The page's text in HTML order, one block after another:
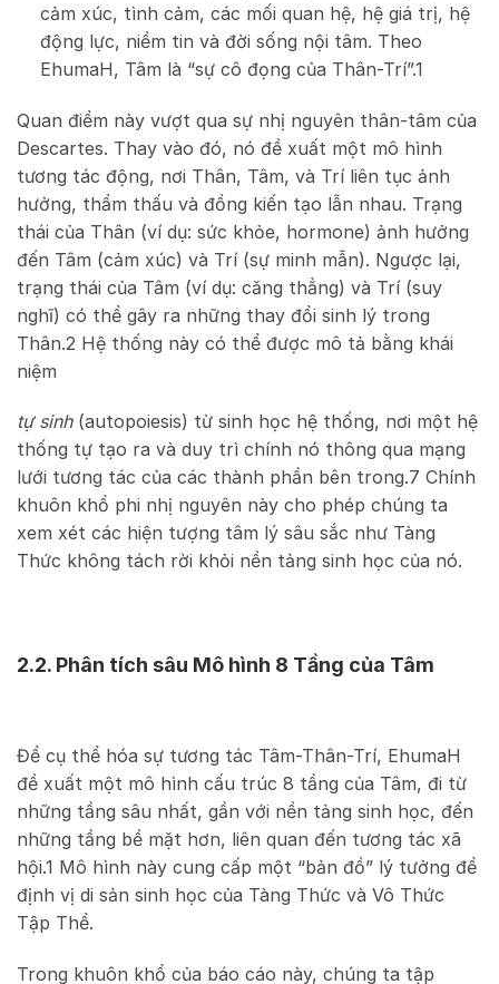
cảm xúc, tình cảm, các mối quan hệ, hệ giá trị, hệ
động lực, niềm tin và đời sống nội tâm. Theo
EhumaH, Tâm là “sự cô đọng của Thân-Trí”.1
Quan điểm này vượt qua sự nhị nguyên thân-tâm của
Descartes. Thay vào đó, nó đề xuất một mô hình
tương tác động, nơi Thân, Tâm, và Trí liên tục ảnh
hưởng, thẩm thấu và đồng kiến tạo lẫn nhau. Trạng
thái của Thân (ví dụ: sức khỏe, hormone) ảnh hưởng
đến Tâm (cảm xúc) và Trí (sự minh mẫn). Ngược lại,
trạng thái của Tâm (ví dụ: căng thẳng) và Trí (suy
nghĩ) có thể gây ra những thay đổi sinh lý trong
Thân.2 Hệ thống này có thể được mô tả bằng khái
niệm
tự sinh(autopoiesis) từ sinh học hệ thống, nơi một hệ
thống tự tạo ra và duy trì chính nó thông qua mạng
lưới tương tác của các thành phần bên trong.7 Chính
khuôn khổ phi nhị nguyên này cho phép chúng ta
xem xét các hiện tượng tâm lý sâu sắc như Tàng
Thức không tách rời khỏi nền tảng sinh học của nó.
2.2. Phân tích sâu Mô hình 8 Tầng của Tâm
Để cụ thể hóa sự tương tác Tâm-Thân-Trí, EhumaH
đề xuất một mô hình cấu trúc 8 tầng của Tâm, đi từ
những tầng sâu nhất, gần với nền tảng sinh học, đến
những tầng bề mặt hơn, liên quan đến tương tác xã
hội.1 Mô hình này cung cấp một “bản đồ” lý tưởng để
định vị di sản sinh học của Tàng Thức và Vô Thức
Tập Thể.
Trong khuôn khổ của báo cáo này, chúng ta tập